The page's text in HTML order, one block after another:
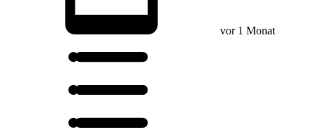
vor 1 Monat